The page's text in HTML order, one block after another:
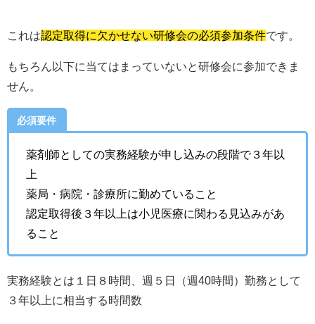
これは認定取得に欠かせない研修会の必須参加条件です。
もちろん以下に当てはまっていないと研修会に参加できま
せん。
必須要件
薬剤師としての実務経験が申し込みの段階で３年以
上
薬局・病院・診療所に勤めていること
認定取得後３年以上は小児医療に関わる見込みがあ
ること
実務経験とは１日８時間、週５日（週40時間）勤務として
３年以上に相当する時間数